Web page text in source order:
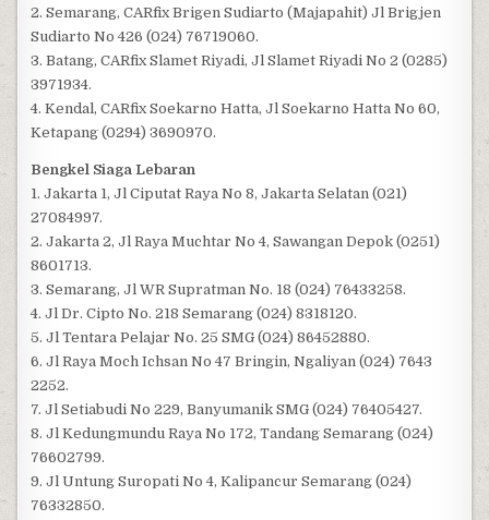
2. Semarang, CARfix Brigen Sudiarto (Majapahit) Jl Brigjen
Sudiarto No 426 (024) 76719060.
3. Batang, CARfix Slamet Riyadi, Jl Slamet Riyadi No 2 (0285)
3971934.
4. Kendal, CARfix Soekarno Hatta, Jl Soekarno Hatta No 60,
Ketapang (0294) 3690970.
Bengkel Siaga Lebaran
1. Jakarta 1, Jl Ciputat Raya No 8, Jakarta Selatan (021)
27084997.
2. Jakarta 2, Jl Raya Muchtar No 4, Sawangan Depok (0251)
8601713.
3. Semarang, Jl WR Supratman No. 18 (024) 76433258.
4. Jl Dr. Cipto No. 218 Semarang (024) 8318120.
5. Jl Tentara Pelajar No. 25 SMG (024) 86452880.
6. Jl Raya Moch Ichsan No 47 Bringin, Ngaliyan (024) 7643
2252.
7. Jl Setiabudi No 229, Banyumanik SMG (024) 76405427.
8. Jl Kedungmundu Raya No 172, Tandang Semarang (024)
76602799.
9. Jl Untung Suropati No 4, Kalipancur Semarang (024)
76332850.